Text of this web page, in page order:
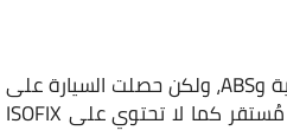
هذه هي مواصفات السيارة في السوق المصري وتأتي السيارة مع 2 وسادة هوائية وABS، ولكن حصلت السيارة على
0 من أصل 5 نجوم في إختبارات الأمان Global NCAP وذلك لأن هيكل السيارة غير مُستقر كما لا تحتوي على ISOFIX